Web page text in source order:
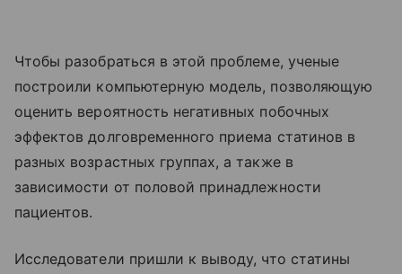
Чтобы разобраться в этой проблеме, ученые
построили компьютерную модель, позволяющую
оценить вероятность негативных побочных
эффектов долговременного приема статинов в
разных возрастных группах, а также в
зависимости от половой принадлежности
пациентов.
Исследователи пришли к выводу, что статины